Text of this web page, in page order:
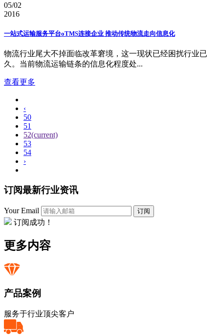
05/02
2016
一站式运输服务平台oTMS连接企业 推动传统物流走向信息化
物流行业尾大不掉面临改革窘境，这一现状已经困扰行业已
久。当前物流运输链条的信息化程度处...
查看更多
‹
50
51
52(current)
53
54
›
订阅最新行业资讯
Your Email 订阅
订阅成功！
更多内容
产品案例
服务于行业顶尖客户